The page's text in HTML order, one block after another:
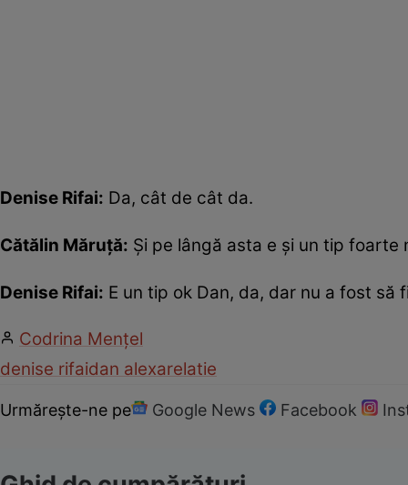
Denise Rifai: Da, cât de cât da.
Cătălin Măruță: Și pe lângă asta e și un tip foarte
Denise Rifai: E un tip ok Dan, da, dar nu a fost să
Codrina Mențel
denise rifaidan alexarelatie
Urmărește-ne pe Google News Facebook